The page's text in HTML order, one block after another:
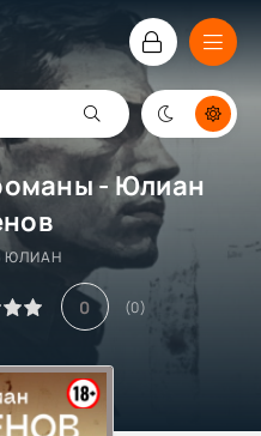
- Юлиан
ЮЛИАН
0 (0)